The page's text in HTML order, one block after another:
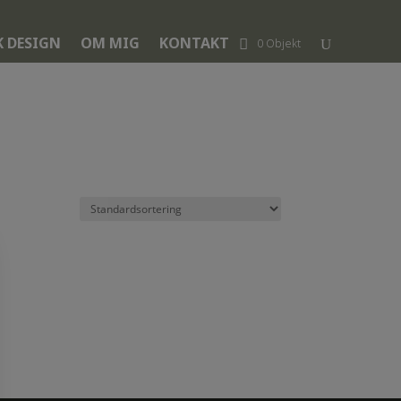
DESIGN OM MIG KONTAKT 0 Objekt